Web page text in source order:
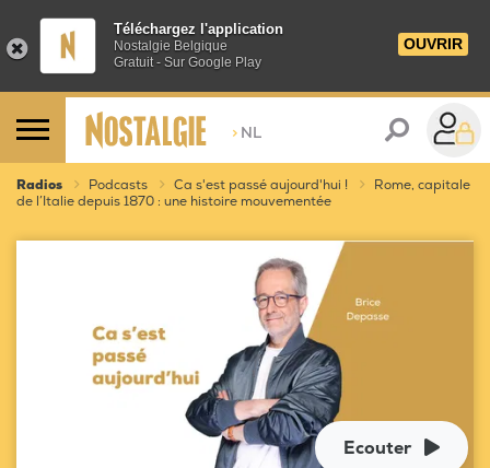
Téléchargez l'application
Nostalgie Belgique
Gratuit - Sur Google Play
OUVRIR
> NL
Radios Podcasts Ca s'est passé aujourd'hui !
Rome, capitale
de l’Italie depuis 1870 : une histoire mouvementée
Ecouter